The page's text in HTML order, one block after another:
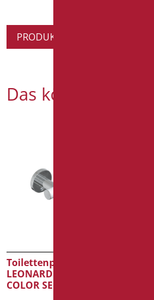
PRODUKTINFORMATION
Das könnte Sie
Toilettenpapierhalter
LEONARDO DELUXE
COLOR SERIE